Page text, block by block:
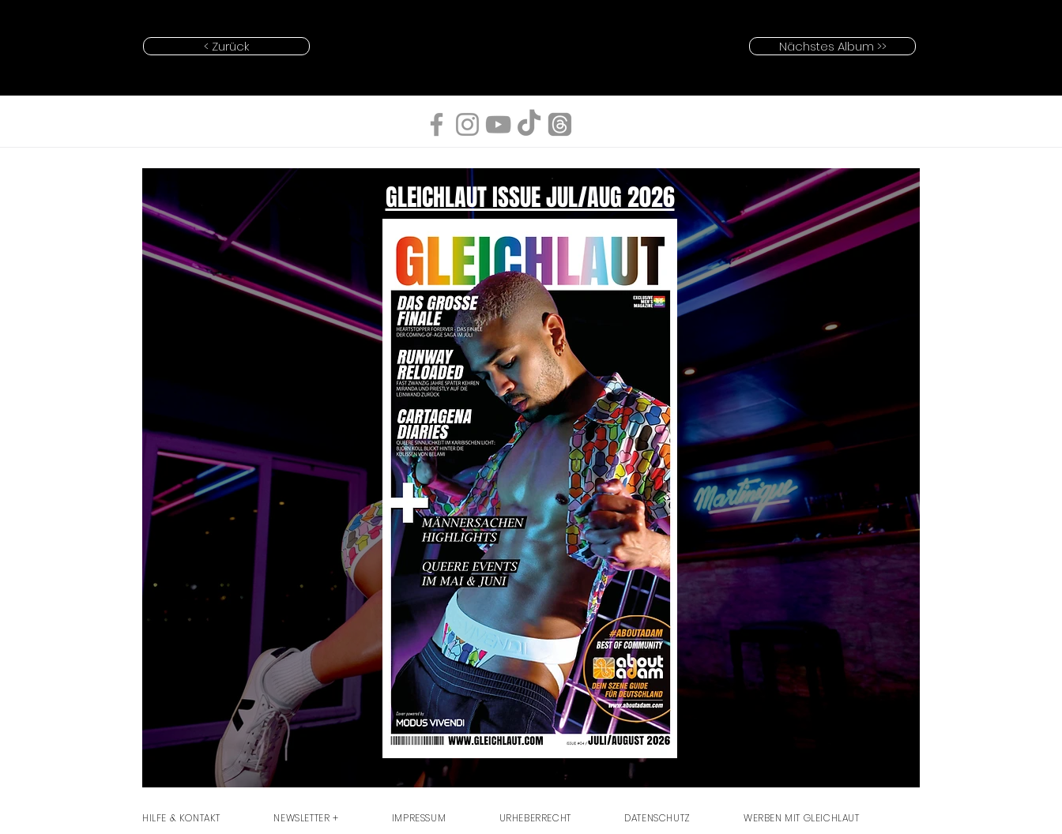
< Zurück Nächstes Album >>
GLEICHLAUT ISSUE JUL/AUG 2026
HILFE & KONTAKT NEWSLETTER + IMPRESSUM URHEBERRECHT DATENSCHUTZ WERBEN MIT GLEICHLAUT